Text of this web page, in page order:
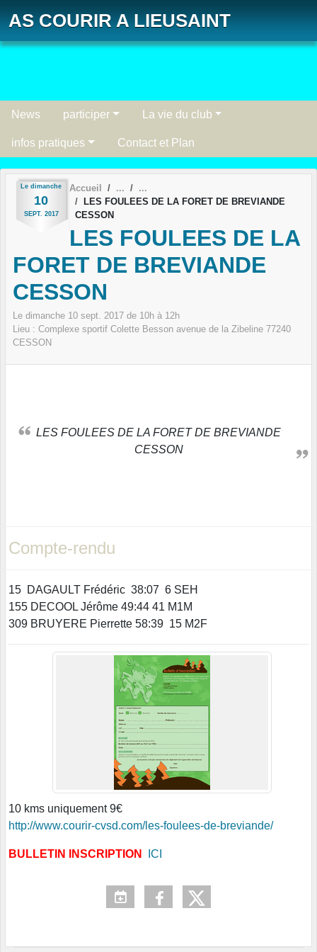
AS COURIR A LIEUSAINT
News participer La vie du club
infos pratiques Contact et Plan
Le dimanche
10
SEPT. 2017
Accueil
LES FOULEES DE LA FORET DE BREVIANDE
CESSON
LES FOULEES DE LA
FORET DE BREVIANDE
CESSON
Le dimanche 10 sept. 2017 de 10h à 12h
Lieu : Complexe sportif Colette Besson avenue de la Zibeline 77240
CESSON
LES FOULEES DE LA FORET DE BREVIANDE
CESSON
Compte-rendu
15 DAGAULT Frédéric 38:07 6 SEH
155 DECOOL Jérôme 49:44 41 M1M
309 BRUYERE Pierrette 58:39 15 M2F
10 kms uniquement 9€
http://www.courir-cvsd.com/les-foulees-de-breviande/
BULLETIN INSCRIPTION ICI